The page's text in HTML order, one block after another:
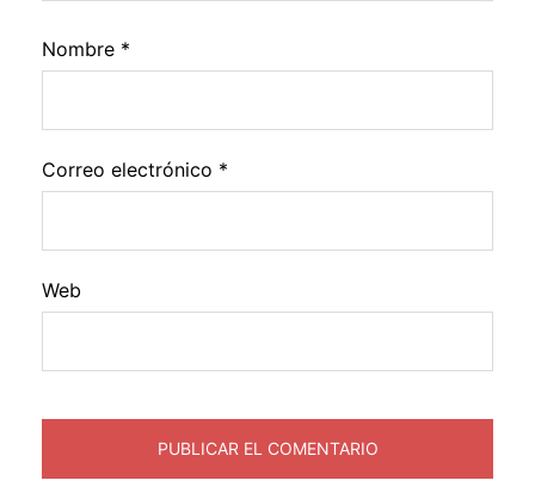
Nombre *
Correo electrónico *
Web